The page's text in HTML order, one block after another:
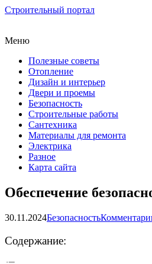
Строительный портал
Меню
Полезные советы
Отопление
Дизайн и интерьер
Двери и проемы
Безопасность
Строительные работы
Сантехника
Материалы для ремонта
Электрика
Разное
Карта сайта
Обеспечение
30.11.2024Безопасность
Содержание: